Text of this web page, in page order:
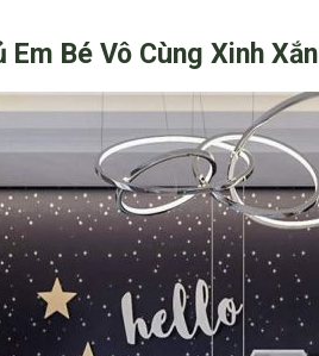
Bé Vô Cùng Xinh Xắn